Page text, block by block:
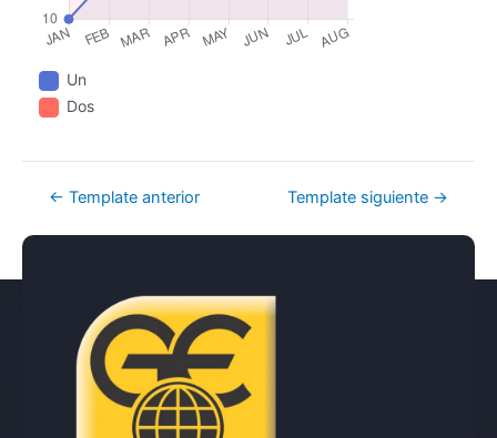
Un
Dos
← Template anterior Template siguiente →